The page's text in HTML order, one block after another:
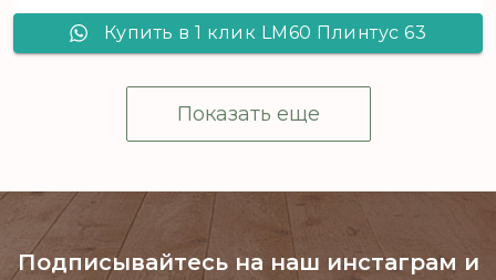
Купить в 1 клик LM60 Плинтус 63
Показать еще
Подписывайтесь на наш инстаграм и